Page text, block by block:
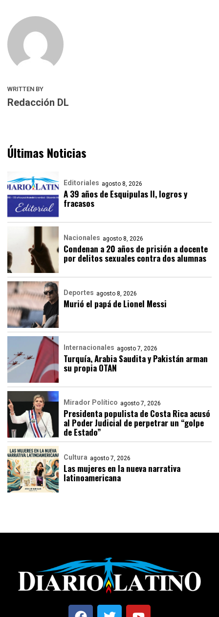
WRITTEN BY
Redacción DL
Últimas Noticias
Editoriales agosto 8, 2026
A 39 años de Esquipulas II, logros y
fracasos
Nacionales agosto 8, 2026
Condenan a 20 años de prisión a docente
por delitos sexuales contra dos alumnas
Deportes agosto 8, 2026
Murió el papá de Lionel Messi
Internacionales agosto 7, 2026
Turquía, Arabia Saudita y Pakistán arman
su propia OTAN
Mirador Político agosto 7, 2026
Presidenta populista de Costa Rica acusó
al Poder Judicial de perpetrar un “golpe
de Estado”
Cultura agosto 7, 2026
Las mujeres en la nueva narrativa
latinoamericana